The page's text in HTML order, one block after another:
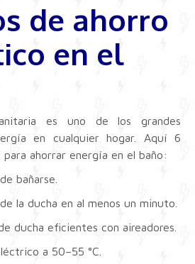
de ahorro
en el
es uno de los grandes
en cualquier hogar. Aquí 6
ahorrar energía en el baño:
bañarse.
la ducha en al menos un minuto.
ducha eficientes con aireadores.
a 50–55 °C.